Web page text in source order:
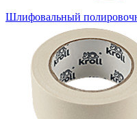
Шлифовальный